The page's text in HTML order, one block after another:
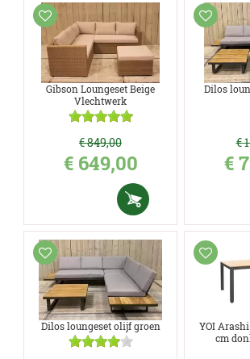
Gibson Loungeset Beige
Vlechtwerk
€849,00
€ 649,00
Dilos
€
€
Dilos loungeset olijf groen
YOI
cm